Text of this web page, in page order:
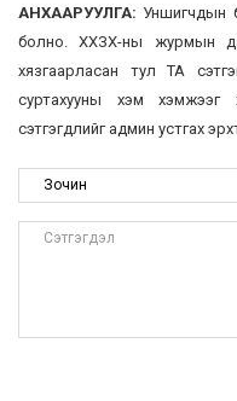
АНХААРУУЛГА: Уншигчдын
болно. ХХЗХ-ны журмын
хязгаарласан тул ТА
суртахууны хэм хэмжээг
сэтгэгдлийг админ устгах